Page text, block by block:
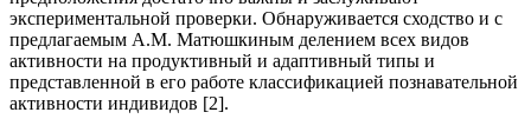
экспериментальной проверки. Обнаруживается сходство и с
предлагаемым А.М. Матюшкиным делением всех видов
активности на продуктивный и адаптивный типы и
представленной в его работе классификацией познавательной
активности индивидов [2].